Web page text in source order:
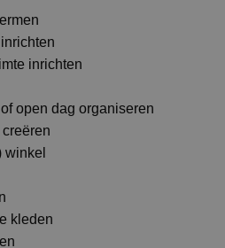
inrichten
open dag organiseren
kleden